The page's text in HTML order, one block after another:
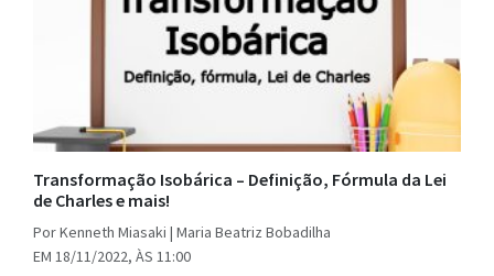
Transformação Isobárica – Definição, Fórmula da Lei
de Charles e mais!
Por Kenneth Miasaki | Maria Beatriz Bobadilha
EM 18/11/2022, ÀS 11:00